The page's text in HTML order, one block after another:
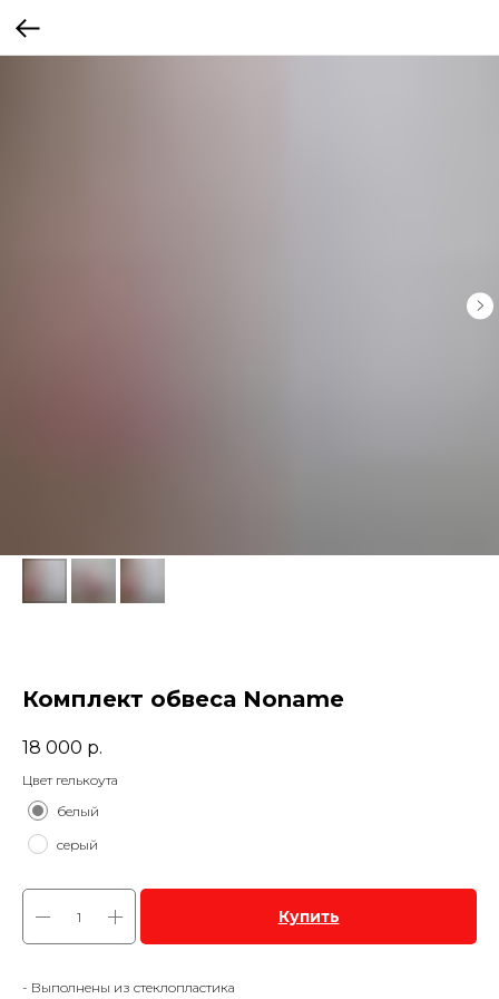
Комплект обвеса Noname
18 000 р.
Цвет гелькоута
белый
серый
Купить
- Выполнены из стеклопластика